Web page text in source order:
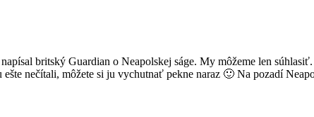
britský Guardian o Neapolskej ságe. My môžeme len
ešte nečítali, môžete si ju vychutnať pekne naraz 🙂 Na pozadí